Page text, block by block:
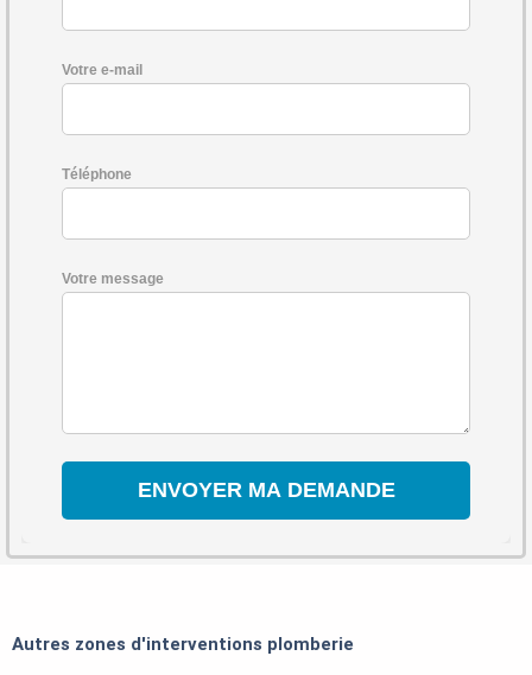
Votre e-mail
Téléphone
Votre message
Autres zones d'interventions plomberie